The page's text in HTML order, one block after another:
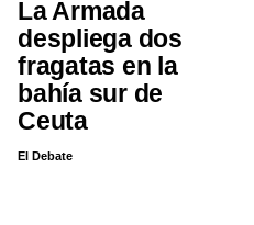
La Armada
despliega dos
fragatas en la
bahía sur de
Ceuta
El Debate